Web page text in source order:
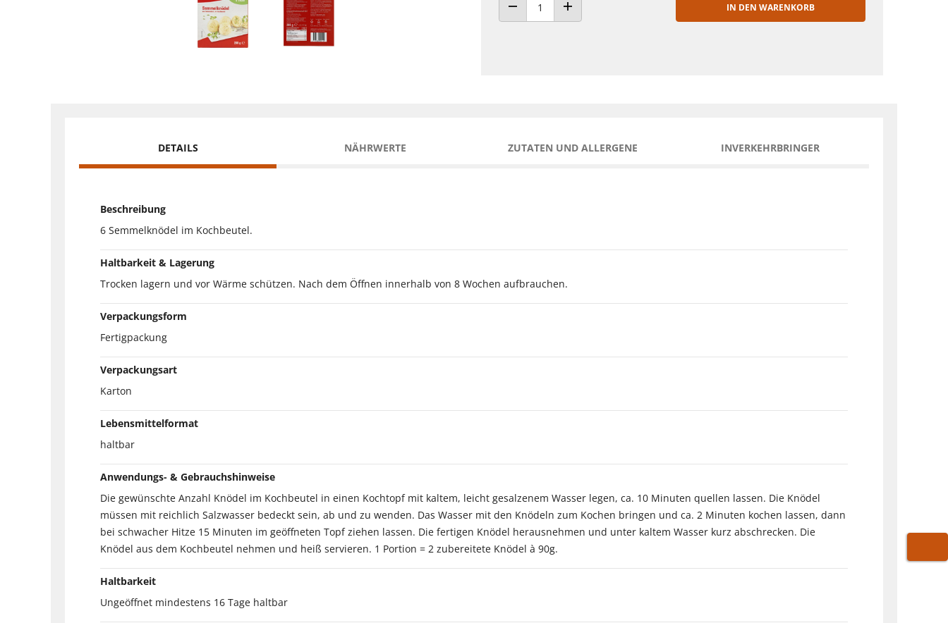
ANZAHL VERRINGERNANZAHL ERHÖHEN
IN DEN WARENKORB
DETAILS NÄHRWERTE ZUTATEN UND ALLERGENE INVERKEHRBRINGER
Beschreibung
6 Semmelknödel im Kochbeutel.
Haltbarkeit & Lagerung
Trocken lagern und vor Wärme schützen. Nach dem Öffnen innerhalb von 8 Wochen aufbrauchen.
Verpackungsform
Fertigpackung
Verpackungsart
Karton
Lebensmittelformat
haltbar
Anwendungs- & Gebrauchshinweise
Die gewünschte Anzahl Knödel im Kochbeutel in einen Kochtopf mit kaltem, leicht gesalzenem Wasser legen, ca. 10 Minuten quellen lassen. Die Knödel
müssen mit reichlich Salzwasser bedeckt sein, ab und zu wenden. Das Wasser mit den Knödeln zum Kochen bringen und ca. 2 Minuten kochen lassen, dann
bei schwacher Hitze 15 Minuten im geöffneten Topf ziehen lassen. Die fertigen Knödel herausnehmen und unter kaltem Wasser kurz abschrecken. Die
Knödel aus dem Kochbeutel nehmen und heiß servieren. 1 Portion = 2 zubereitete Knödel à 90g.
Haltbarkeit
Ungeöffnet mindestens 16 Tage haltbar